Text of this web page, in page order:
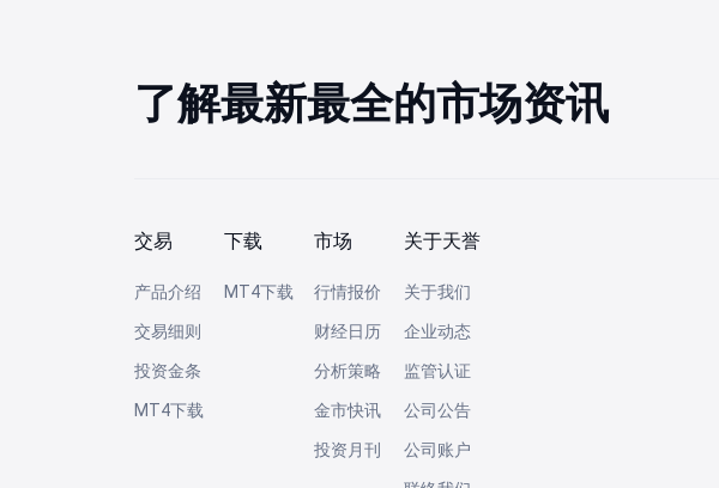
了解最新最全的市场资讯
交易
产品介绍
交易细则
投资金条
MT4下载
下载
MT4下载
市场
行情报价
财经日历
分析策略
金市快讯
投资月刊
关于天誉
关于我们
企业动态
监管认证
公司公告
公司账户